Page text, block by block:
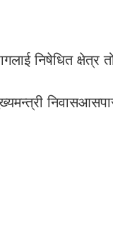
निषेधित क्षेत्र